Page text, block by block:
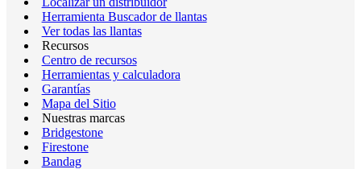
Herramienta Buscador de llantas
Ver todas las llantas
Recursos
Centro de recursos
Herramientas y calculadora
Garantías
Mapa del Sitio
Nuestras marcas
Bridgestone
Firestone
Bandag